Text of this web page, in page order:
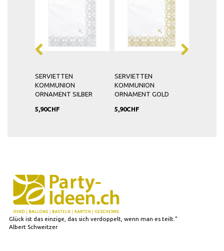
SERVIETTEN
KOMMUNION
ORNAMENT SILBER
5,90CHF
SERVIETTEN
KOMMUNION
ORNAMENT GOLD
5,90CHF
Glück ist das einzige, das sich verdoppelt, wenn man es teilt."
Albert Schweitzer